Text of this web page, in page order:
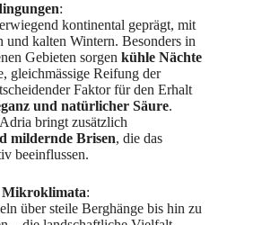
:
kontinental geprägt, mit
und kalten Wintern. Besonders in
Gebieten sorgen kühle Nächte
gleichmässige Reifung der
Faktor für den Erhalt
und natürlicher Säure.
bringt zusätzlich
mildernde Brisen, die das
beeinflussen.
Mikroklimata:
über steile Berghänge bis hin zu